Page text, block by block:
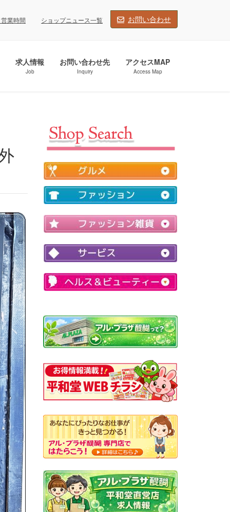
業時間 ショップニュース一覧 お問い合わせ
求人情報
Job
お問い合わせ先
Inquiry
アクセスMAP
Access Map